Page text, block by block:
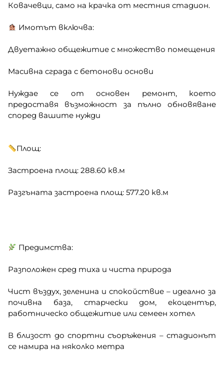
Ковачевци, само на крачка от местния стадион.
Имотът включва:
Двуетажно общежитие с множество помещения
Масивна сграда с бетонови основи
Нуждае се от основен ремонт, което
предоставя възможност за пълно обновяване
според вашите нужди
Площ:
Застроена площ: 288.60 кв.м
Разгъната застроена площ: 577.20 кв.м
Предимства:
Разположен сред тиха и чиста природа
Чист въздух, зеленина и спокойствие – идеално за
почивна база, старчески дом, екоцентър,
работническо общежитие или семеен хотел
В близост до спортни съоръжения – стадионът
се намира на няколко метра